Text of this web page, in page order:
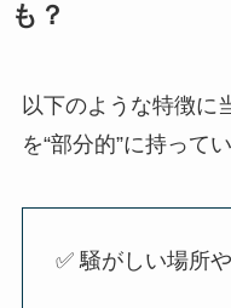
も？
以下のような特徴に
を“部分的”に持って
✅ 騒がしい場所